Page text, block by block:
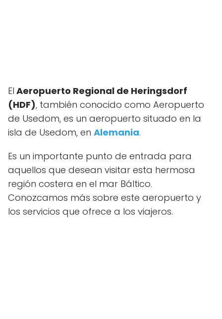
El Aeropuerto Regional de Heringsdorf
(HDF), también conocido como Aeropuerto
de Usedom, es un aeropuerto situado en la
isla de Usedom, en Alemania.
Es un importante punto de entrada para
aquellos que desean visitar esta hermosa
región costera en el mar Báltico.
Conozcamos más sobre este aeropuerto y
los servicios que ofrece a los viajeros.